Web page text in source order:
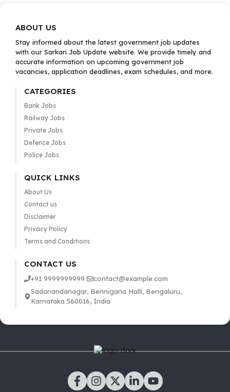
ABOUT US
Stay informed about the latest government job updates
with our Sarkari Job Update website. We provide timely and
accurate information on upcoming government job
vacancies, application deadlines, exam schedules, and more.
CATEGORIES
Bank Jobs
Railway Jobs
Private Jobs
Defence Jobs
Police Jobs
QUICK LINKS
About Us
Contact us
Disclaimer
Privacy Policy
Terms and Conditions
CONTACT US
+91 9999999999
contact@example.com
Sadanandanagar, Bennigana Halli, Bengaluru,
Karnataka 560016, India